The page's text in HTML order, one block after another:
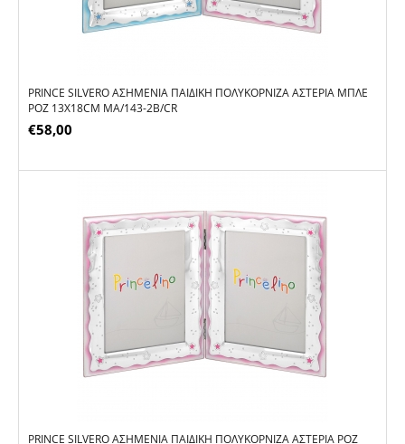
PRINCE SILVERO ΑΣΗΜΈΝΙΑ ΠΑΙΔΙΚΉ ΠΟΛΥΚΟΡΝΊΖΑ ΑΣΤΈΡΙΑ ΜΠΛΕ
ΡΟΖ 13X18CM MA/143-2B/CR
€58,00
PRINCE SILVERO ΑΣΗΜΈΝΙΑ ΠΑΙΔΙΚΉ ΠΟΛΥΚΟΡΝΊΖΑ ΑΣΤΈΡΙΑ ΡΟΖ